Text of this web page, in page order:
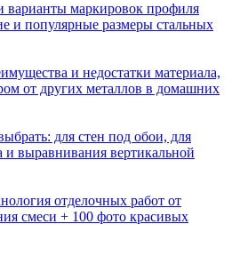
варианты маркировок профиля
и популярные размеры стальных
и недостатки материала,
от других металлов в домашних
для стен под обои, для
и выравнивания вертикальной
отделочных работ от
смеси + 100 фото красивых